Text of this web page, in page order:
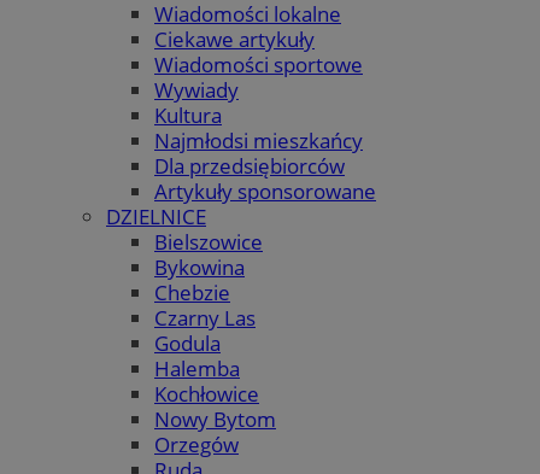
Wiadomości lokalne
Ciekawe artykuły
Wiadomości sportowe
Wywiady
Kultura
Najmłodsi mieszkańcy
Dla przedsiębiorców
Artykuły sponsorowane
DZIELNICE
Bielszowice
Bykowina
Chebzie
Czarny Las
Godula
Halemba
Kochłowice
Nowy Bytom
Orzegów